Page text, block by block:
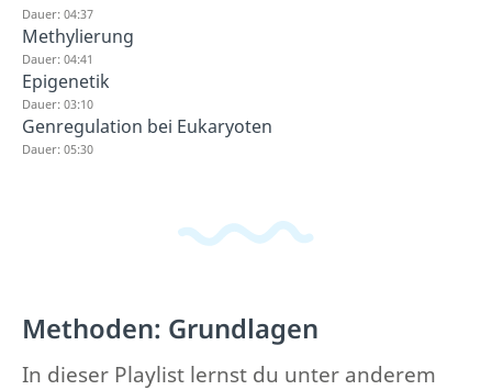
Dauer: 04:37
Methylierung
Dauer: 04:41
Epigenetik
Dauer: 03:10
Genregulation bei Eukaryoten
Dauer: 05:30
Methoden: Grundlagen
In dieser Playlist lernst du unter anderem